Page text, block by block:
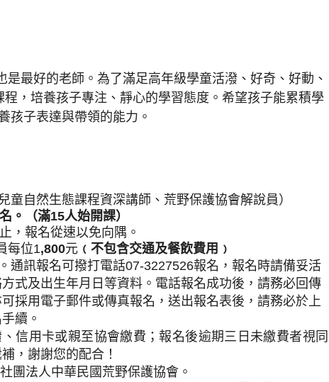
最好的老師。為了滿足高年級學童活潑、好奇、好動、
程，培養孩子專注、靜心的學習態度。希望孩子能累積學
孩子表達與帶領的能力。
童自然生態課程資深講師、荒野保護協會解說員）
名。（滿15人始開課）
，報名從速以免向隅。
每位1,800元 ﹙不包含交通及餐飲費用﹚
通訊報名可撥打電話07-3227526報名，報名時請備妥活
式及出生年月日等資料。電話報名成功後，請務必回傳
採用電子郵件或傳真報名，送出報名表後，請務必於上
續。
信用卡或親至協會繳費；報名後逾期三日未繳費者視同
依序遞補，謝謝您的配合！
團法人中華民國荒野保護協會。